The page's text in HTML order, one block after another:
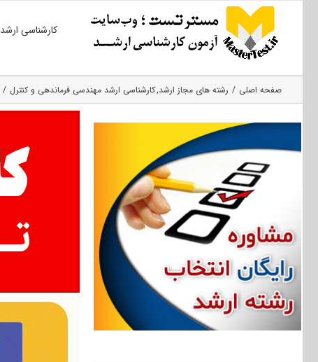
کارشناسی ارشد
صفحه اصلی رشته های مجاز ارشد کارشناسی ارشد مهندسی فرماندهی و کنترل